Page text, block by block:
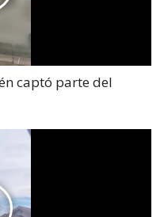
captó parte del